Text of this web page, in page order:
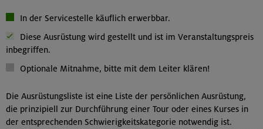
In der Servicestelle käuflich erwerbbar.
Diese Ausrüstung wird gestellt und ist im Veranstaltungspreis
inbegriffen.
Optionale Mitnahme, bitte mit dem Leiter klären!
Die Ausrüstungsliste ist eine Liste der persönlichen Ausrüstung,
die prinzipiell zur Durchführung einer Tour oder eines Kurses in
der entsprechenden Schwierigkeitskategorie notwendig ist.